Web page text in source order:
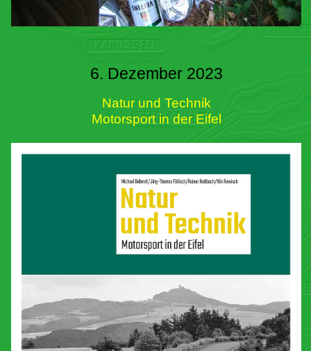
6. Dezember 2023
Natur und Technik
Motorsport in der Eifel